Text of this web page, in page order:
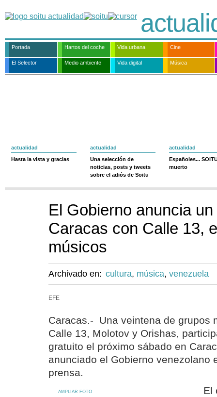
Portada Hartos del coche Vida urbana Cine
El Selector Medio ambiente Vida digital Música
actualidad
Hasta la vista y gracias
actualidad
Una selección de
noticias, posts y tweets
sobre el adiós de Soitu
actualidad
Españoles...
muerto
El Gobierno anuncia
Caracas con Calle 13,
músicos
Archivado en: cultura, música, venezuela
EFE
Caracas.- Una veintena de grupos
Calle 13, Molotov y Orishas,
gratuito el próximo sábado en
anunciado el Gobierno venezolano
prensa.
AMPLIAR FOTO
El